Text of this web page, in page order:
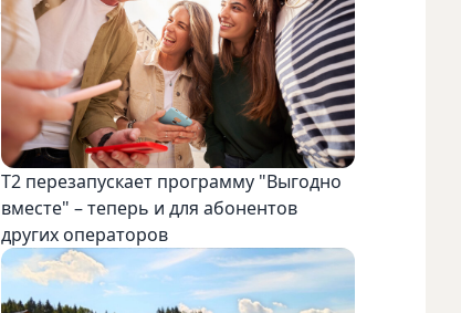
Т2 перезапускает программу "Выгодно
вместе" – теперь и для абонентов
других операторов